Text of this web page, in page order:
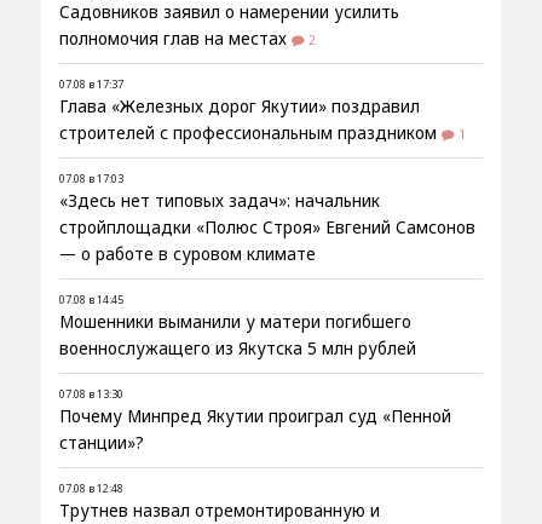
Садовников заявил о намерении усилить
полномочия глав на местах
2
07.08 в 17:37
Глава «Железных дорог Якутии» поздравил
строителей с профессиональным праздником
1
07.08 в 17:03
«Здесь нет типовых задач»: начальник
стройплощадки «Полюс Строя» Евгений Самсонов
— о работе в суровом климате
07.08 в 14:45
Мошенники выманили у матери погибшего
военнослужащего из Якутска 5 млн рублей
07.08 в 13:30
Почему Минпред Якутии проиграл суд «Пенной
станции»?
07.08 в 12:48
Трутнев назвал отремонтированную и